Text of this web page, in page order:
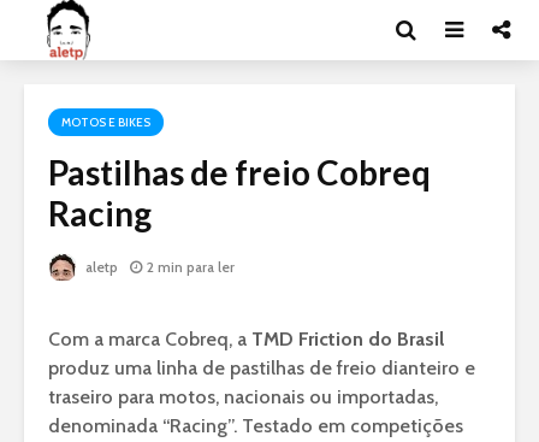
MOTOS E BIKES
Pastilhas de freio Cobreq
Racing
aletp 2 min para ler
Com a marca Cobreq, a TMD Friction do Brasil
produz uma linha de pastilhas de freio dianteiro e
traseiro para motos, nacionais ou importadas,
denominada “Racing”. Testado em competições